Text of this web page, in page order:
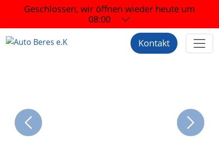
Geschlossen, wir öffnen wieder heute um
08:00
Kontakt